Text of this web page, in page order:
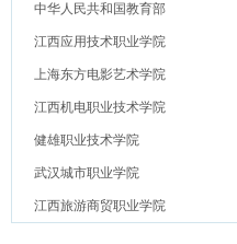
中华人民共和国教育部
江西应用技术职业学院
上海东方电影艺术学院
江西机电职业技术学院
健雄职业技术学院
武汉城市职业学院
江西旅游商贸职业学院